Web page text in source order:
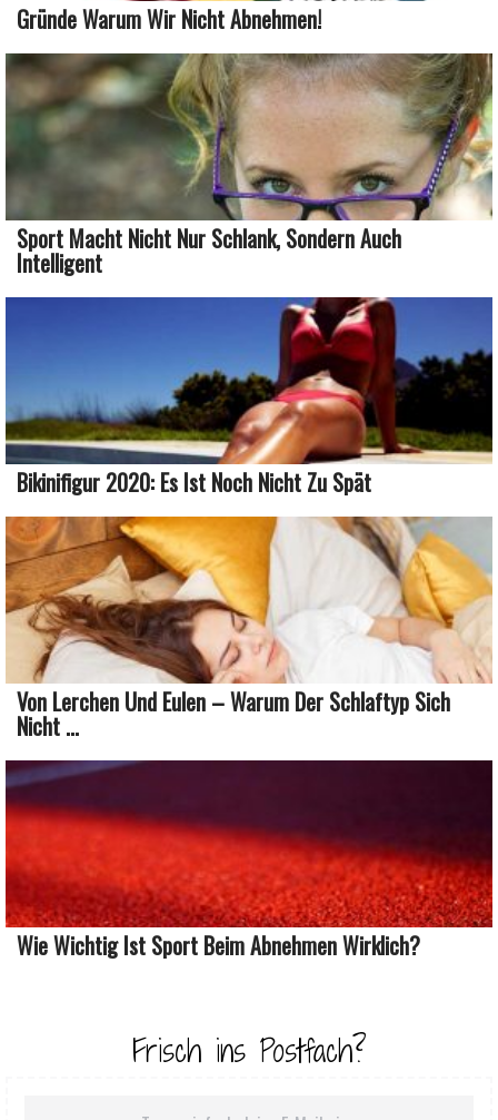
Gründe Warum Wir Nicht Abnehmen!
Sport Macht Nicht Nur Schlank, Sondern Auch
Intelligent
Bikinifigur 2020: Es Ist Noch Nicht Zu Spät
Von Lerchen Und Eulen – Warum Der Schlaftyp Sich
Nicht ...
Wie Wichtig Ist Sport Beim Abnehmen Wirklich?
Frisch ins Postfach?